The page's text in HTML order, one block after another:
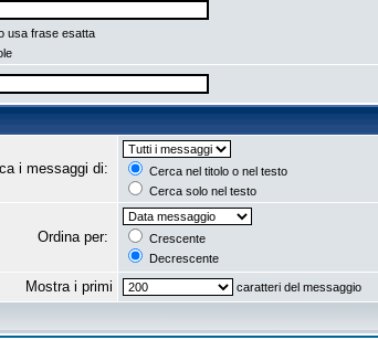
usa frase esatta
i messaggi di:
Cerca nel titolo o nel testo
Cerca solo nel testo
Ordina per:
Crescente
Decrescente
Mostra i primi caratteri del messaggio